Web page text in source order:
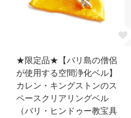
★限定品★【バリ島の僧侶
が使用する空間浄化ベル】
カレン・キングストンのス
ペースクリアリングベル
（バリ・ヒンドゥー教宝具